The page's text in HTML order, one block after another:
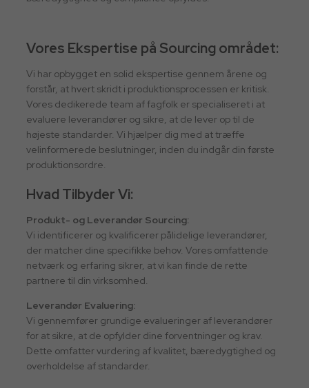
Vores Ekspertise på Sourcing området:
Vi har opbygget en solid ekspertise gennem årene og
forstår, at hvert skridt i produktionsprocessen er kritisk.
Vores dedikerede team af fagfolk er specialiseret i at
evaluere leverandører og sikre, at de lever op til de
højeste standarder. Vi hjælper dig med at træffe
velinformerede beslutninger, inden du indgår din første
produktionsordre.
Hvad Tilbyder Vi:
Produkt- og Leverandør Sourcing:
Vi identificerer og kvalificerer pålidelige leverandører,
der matcher dine specifikke behov. Vores omfattende
netværk og erfaring sikrer, at vi kan finde de rette
partnere til din virksomhed.
Leverandør Evaluering:
Vi gennemfører grundige evalueringer af leverandører
for at sikre, at de opfylder dine forventninger og krav.
Dette omfatter vurdering af kvalitet, bæredygtighed og
overholdelse af standarder.